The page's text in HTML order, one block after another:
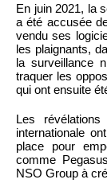
En juin 2021, la
a été accusée
vendu ses
les plaignants,
la surveillance
traquer les
qui ont ensuite
Les
internationale
place pour
comme
NSO Group à